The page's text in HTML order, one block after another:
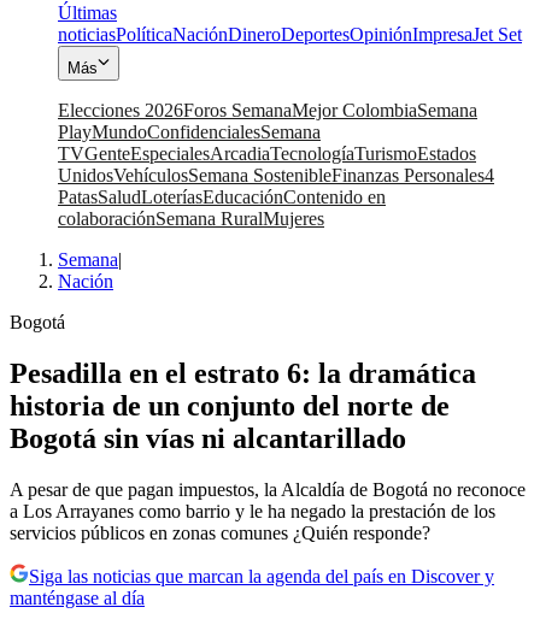
Últimas
noticiasPolíticaNaciónDineroDeportesOpiniónImpresaJet Set
Más
Elecciones 2026Foros SemanaMejor ColombiaSemana
PlayMundoConfidencialesSemana
TVGenteEspecialesArcadiaTecnologíaTurismoEstados
UnidosVehículosSemana SostenibleFinanzas Personales4
PatasSaludLoteríasEducaciónContenido en
colaboraciónSemana RuralMujeres
Semana|
Nación
Bogotá
Pesadilla en el estrato 6: la dramática
historia de un conjunto del norte de
Bogotá sin vías ni alcantarillado
A pesar de que pagan impuestos, la Alcaldía de Bogotá no reconoce
a Los Arrayanes como barrio y le ha negado la prestación de los
servicios públicos en zonas comunes ¿Quién responde?
Siga las noticias que marcan la agenda del país en Discover y
manténgase al día